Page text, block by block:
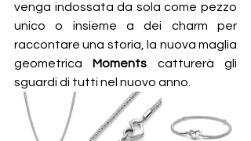
venga indossata da sola come pezzo
unico o insieme a dei charm per
raccontare una storia, la nuova maglia
geometrica Moments catturerà gli
sguardi di tutti nel nuovo anno.